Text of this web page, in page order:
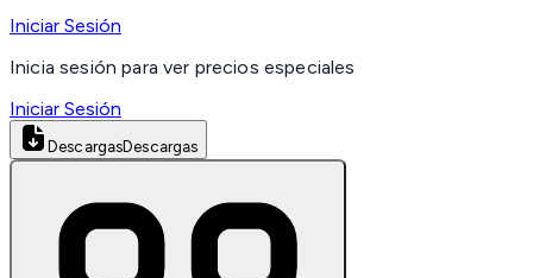
Iniciar Sesión
Inicia sesión para ver precios especiales
Iniciar Sesión
DescargasDescargas